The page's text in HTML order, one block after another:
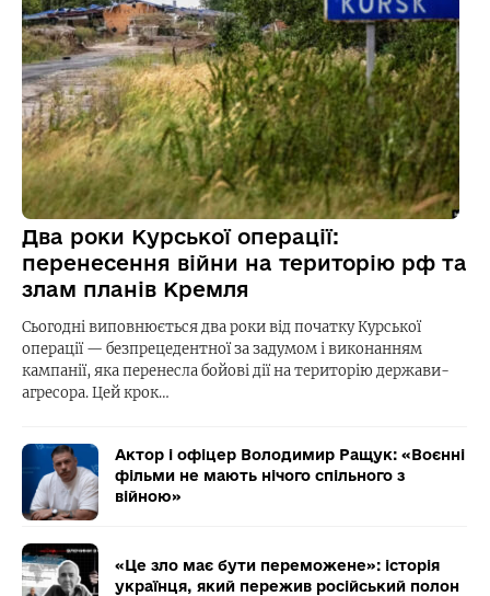
Два роки Курської операції:
перенесення війни на територію рф та
злам планів Кремля
Сьогодні виповнюється два роки від початку Курської
операції — безпрецедентної за задумом і виконанням
кампанії, яка перенесла бойові дії на територію держави-
агресора. Цей крок…
Актор і офіцер Володимир Ращук: «Воєнні
фільми не мають нічого спільного з
війною»
«Це зло має бути переможене»: історія
українця, який пережив російський полон